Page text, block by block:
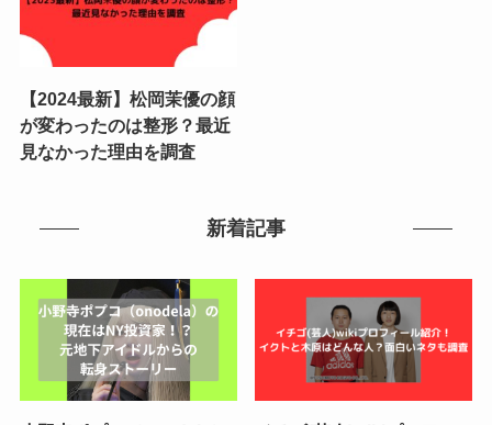
【2024最新】松岡茉優の顔
が変わったのは整形？最近
見なかった理由を調査
新着記事